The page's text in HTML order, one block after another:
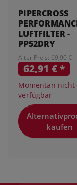
PIPERCROSS
LUFTFILTER -
PP52DRY
Alter Preis: 69,90 €
62,91 €*
Momentan nicht
verfügbar
kaufen